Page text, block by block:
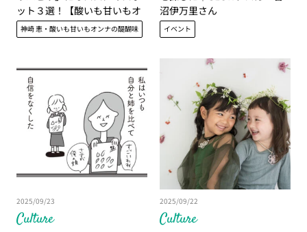
ット３選！【酸いも甘いもオ
ンナの醍醐味】
神崎 恵・酸いも甘いもオンナの醍醐味
沼伊万里さん
イベント
Culture
2025/09/23
Culture
2025/09/22